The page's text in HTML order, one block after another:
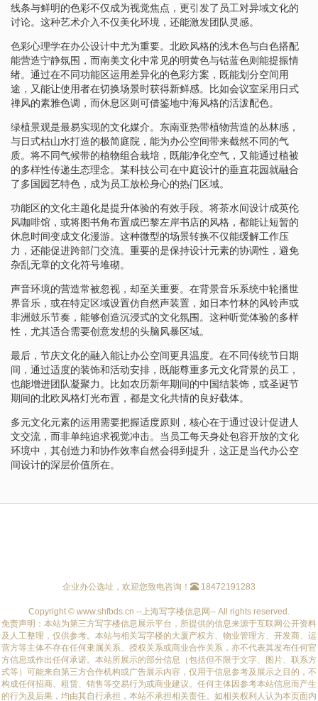
线条与鲜明的色彩不仅成为视觉焦点，更引发了员工对异域文化的
讨论。这种艺术介入不仅美化环境，还能激发团队灵感。
色彩心理学在办公设计中尤为重要。北欧风格的浅木色与白色搭配
能营造宁静氛围，而南美文化中常见的明黄色与钴蓝色则能提振情
绪。通过在不同功能区运用差异化的色彩方案，既能划分空间用
途，又能让使用者在切换场景时获得新鲜感。比如会议室采用日式
禅风的素雅色调，而休息区则可借鉴地中海风格的活泼配色。
绿植景观是最易实现的文化媒介。东南亚热带植物营造的丛林感，
与日式枯山水打造的极简庭院，能为办公空间带来截然不同的气
质。将不同气候带的植物组合栽培，既能净化空气，又能通过植被
的多样性传递生态理念。某科技公司在中庭设计的垂直花园就融合
了多国园艺特色，成为员工放松身心的热门区域。
功能区的文化主题化是提升体验的有效手段。将茶水间设计成英伦
风咖啡馆，或将图书角布置成巴黎左岸书店的风格，都能让短暂的
休息时间变成文化漫游。这种微型的场景转换不仅能缓解工作压
力，还能促进跨部门交流。重要的是保持设计元素的协调性，避免
杂乱无章的文化符号堆砌。
声音环境的营造常被忽视，却至关重要。在背景音乐系统中轮播世
界音乐，或在特定区域设置仿自然声装置，如日本竹林的风铃声或
非洲鼓乐节奏，能够创造沉浸式的文化氛围。这种听觉体验的多样
性，尤其适合需要创意发想的头脑风暴区域。
最后，节庆文化的融入能让办公空间更具温度。在不同传统节日期
间，通过适度的装饰和活动安排，既能尊重多元文化背景的员工，
也能增进团队凝聚力。比如农历新年期间的中国结装饰，或圣诞节
期间的北欧风格灯光布置，都是文化共情的良好载体。
多元文化元素的运用需要把握适度原则，核心在于通过设计促进人
文交流，而非单纯追求视觉冲击。当员工每天身处包容开放的文化
环境中，其创造力和协作效率自然会得到提升，这正是当代办公空
间设计的深层价值所在。
企业办公选址，欢迎您致电咨询！ 18472191283
Copyright © www.shfbds.cn --上海写字楼信息网-- All rights reserved.
免责声明：本站为第三方写字楼信息展示平台，所提供的信息来源于互联网公开资料
及人工整理，仅供参考。本站与相关写字楼的大厦产权方、物业管理方、开发商、运
营方等主体不存在任何隶属关系、授权关系或商业合作关系，亦不代表其发布任何官
方信息或作出任何承诺。本站所展示的部分信息（包括但不限于文字、图片、联系方
式等）可能来自第三方合作机构或广告展示内容，仅用于信息参考及展示之目的，不
构成任何招商、租赁、销售等交易行为或商业建议。任何主体因参考本站信息而产生
的行为及后果，均由其自行承担，本站不承担相关责任。如相关权利人认为本页面内